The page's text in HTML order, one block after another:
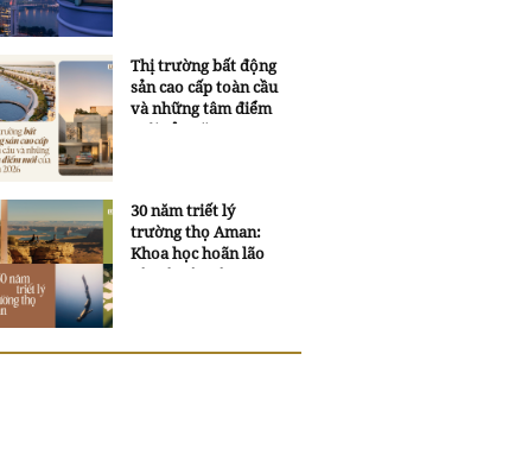
Thị trường bất động
sản cao cấp toàn cầu
và những tâm điểm
mới của năm 2026
30 năm triết lý
trường thọ Aman:
Khoa học hoãn lão
và trí tuệ ngàn xưa